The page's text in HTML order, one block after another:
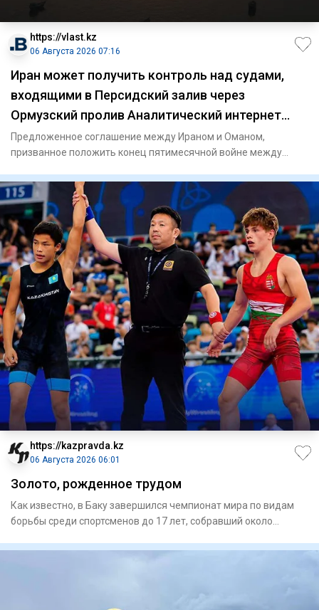
https://vlast.kz
06 Августа 2026 07:16
Иран может получить контроль над судами,
входящими в Персидский залив через
Ормузский пролив Аналитический интернет
журнал Власть
Предложенное соглашение между Ираном и Оманом,
призванное положить конец пятимесячной войне между
https://kazpravda.kz
06 Августа 2026 06:01
Золото, рожденное трудом
Как известно, в Баку завершился чемпионат мира по видам
борьбы среди спортсменов до 17 лет, собравший около